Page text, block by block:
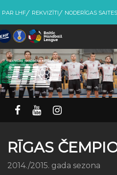
PAR LHF REKVIZĪTI NODERĪGAS SAITES
RĪGAS
2014./2015. gada sezona